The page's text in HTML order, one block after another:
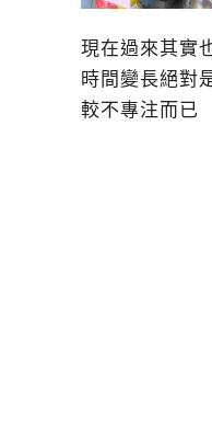
現在過來其實
時間變長絕對
較不專注而已